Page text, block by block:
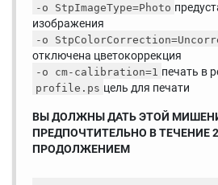
-o StpImageType=Photo
изображения
-o
отключена цветокоррекция
-o cm-calibration=1 печать в
profile.ps цель для печати
ВЫ ДОЛЖНЫ ДАТЬ ЭТОЙ
ПРЕДПОЧТИТЕЛЬНО В ТЕЧЕНИЕ
ПРОДОЛЖЕНИЕМ